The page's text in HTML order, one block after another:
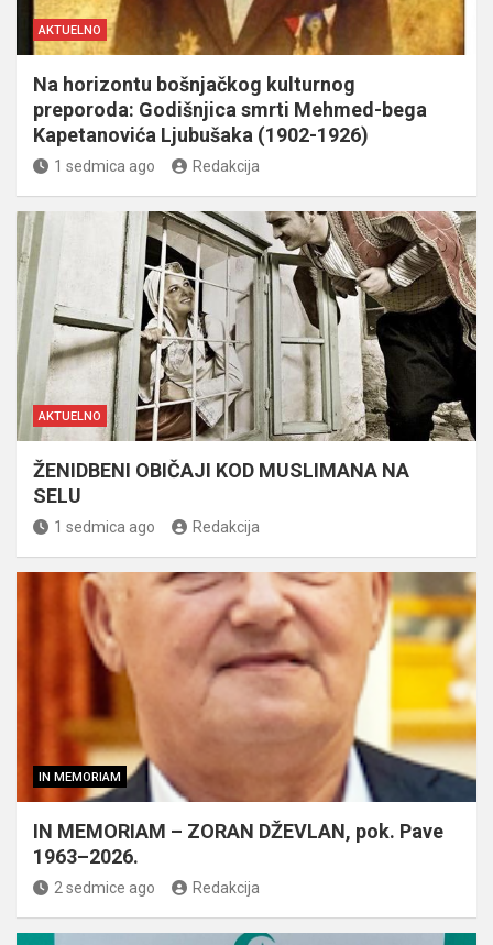
AKTUELNO
Na horizontu bošnjačkog kulturnog
preporoda: Godišnjica smrti Mehmed-bega
Kapetanovića Ljubušaka (1902-1926)
1 sedmica ago Redakcija
AKTUELNO
ŽENIDBENI OBIČAJI KOD MUSLIMANA NA
SELU
1 sedmica ago Redakcija
IN MEMORIAM
IN MEMORIAM – ZORAN DŽEVLAN, pok. Pave
1963–2026.
2 sedmice ago Redakcija